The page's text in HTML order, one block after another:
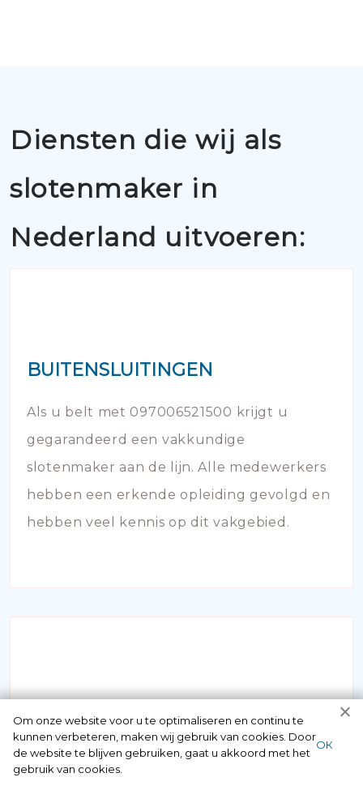
Diensten die wij als
slotenmaker in
Nederland uitvoeren:
BUITENSLUITINGEN
Als u belt met 097006521500 krijgt u
gegarandeerd een vakkundige
slotenmaker aan de lijn. Alle medewerkers
hebben een erkende opleiding gevolgd en
hebben veel kennis op dit vakgebied.
SLOT KAPOT
Staat u voor de deur maar bent u uw
Om onze website voor u te optimaliseren en continu te
kunnen verbeteren, maken wij gebruik van cookies. Door
de website te blijven gebruiken, gaat u akkoord met het
gebruik van cookies.
ОК